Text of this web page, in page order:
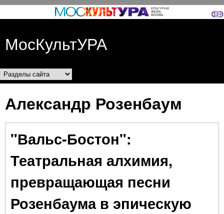
Перейти к основному
МосКультУРА
Разделы сайта
Александр Розенбаум
"Вальс-Бостон":
Театральная алхимия,
превращающая песни
Розенбаума в эпическую